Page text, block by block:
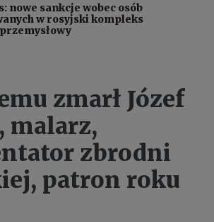
nowe sankcje wobec osób
w rosyjski kompleks
zmarł Józef
malarz,
zbrodni
patron roku